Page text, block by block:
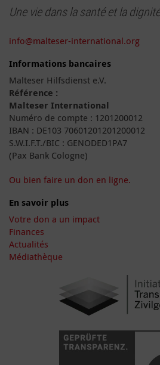
Une vie dans la santé et la
info@malteser-international.org
Informations bancaires
Malteser Hilfsdienst e.V.
Référence :
Malteser International
Numéro de compte : 1201200012
IBAN : DE103 70601201201200012
S.W.I.F.T./BIC : GENODED1PA7
(Pax Bank Cologne)
Ou bien faire un don en ligne.
En savoir plus
Votre don a un impact
Finances
Actualités
Médiathèque